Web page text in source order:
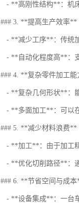
- **高刚性结构**：机
### 3. **提高生产效率**
- **减少工序**：传统
- **自动化程度高**：
### 4. **复杂零件加工
- **复杂几何形状**：
- **多面加工**：可以
### 5. **减少材料浪费**
- **加工**：由于加工
- **优化切削路径**：
### 6. **节省空间与成
- **设备集成**：一台